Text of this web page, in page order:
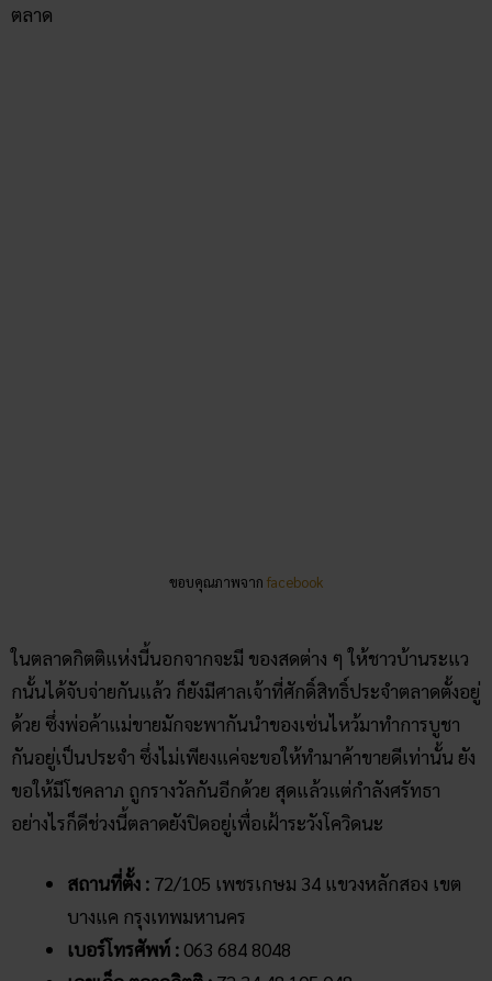
ตลาด
ขอให้มีโชคลาภ ถูกรางวัลกันอีกด้วย สุดแล้วแต่กำลังศรัทธา
สถานที่ตั้ง :
72/105 เพชรเกษม 34 แขวงหลักสอง เขต
บางแค กรุงเทพมหานคร
เบอร์โทรศัพท์ : 063 684 8048
เลขเด็ด ตลาดกิตติ : 72 34 48 105 048
ตลาดใหม่บางแค